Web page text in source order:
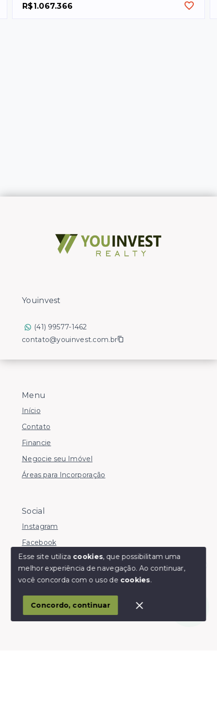
R$1.067.366
Olá! somos da Linkmob, como podemos ajudar?
Menu
Início
Contato
Financie
Negocie seu Imóvel
Áreas para Incorporação
Social
Instagram
Facebook
© Copyright 2026 - Youinvest - Todos os direitos
SITE PARA IMOBILIARIA
Youinvest
(41) 99577-1462
contato@youinvest.com.br
Esse site utiliza cookies, que possibilitam uma
melhor experiência de navegação.Ao continuar,
você concorda com o uso de cookies.
Concordo, continuar